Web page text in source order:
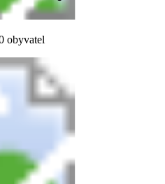
obyvatel